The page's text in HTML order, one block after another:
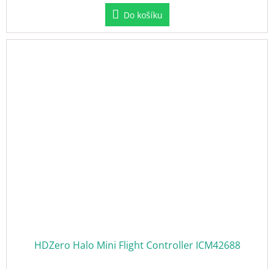
Do košíku
HDZero Halo Mini Flight Controller ICM42688